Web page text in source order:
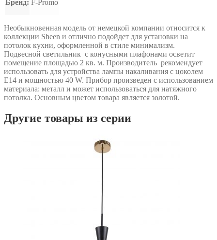
Бренд: F-Promo
Необыкновенная модель от немецкой компании относится к
коллекции Sheen и отлично подойдет для установки на
потолок кухни, оформленной в стиле минимализм.
Подвесной светильник с конусными плафонами осветит
помещение площадью 2 кв. м. Производитель рекомендует
использовать для устройства лампы накаливания с цоколем
E14 и мощностью 40 W. Прибор произведен с использованием
материала: металл и может использоваться для натяжного
потолка. Основным цветом товара является золотой.
Другие товары из серии